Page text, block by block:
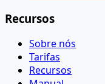
Recursos
Sobre nós
Tarifas
Recursos